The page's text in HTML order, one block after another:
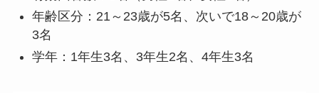
年齢区分：21～23歳が5名、次いで18～20歳が
3名
学年：1年生3名、3年生2名、4年生3名